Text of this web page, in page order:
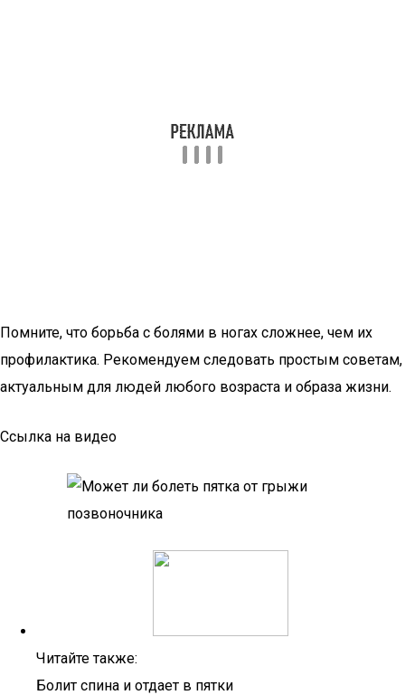
Помните, что борьба с болями в ногах сложнее, чем их
профилактика. Рекомендуем следовать простым советам,
актуальным для людей любого возраста и образа жизни.
Ссылка на видео
Читайте также:
Болит спина и отдает в пятки